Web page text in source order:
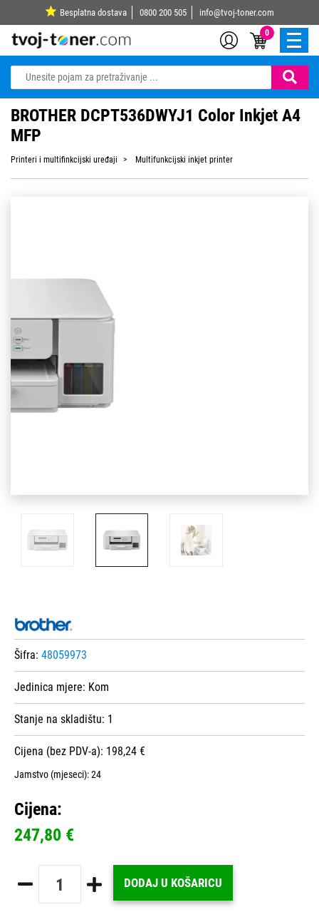
Besplatna dostava 0800 200 505 info@tvoj-toner.com
0
BROTHER DCPT536DWYJ1 Color Inkjet A4
MFP
Printeri i multifinkcijski uređaji Multifunkcijski inkjet printer
Šifra: 48059973
Jedinica mjere: Kom
Stanje na skladištu: 1
Cijena (bez PDV-a): 198,24 €
Jamstvo (mjeseci):24
Cijena:
247,80 €
DODAJ U KOŠARICU